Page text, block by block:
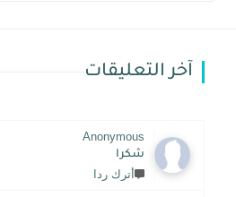
آخر التعليقات
Anonymous
شكرا
أترك ردا